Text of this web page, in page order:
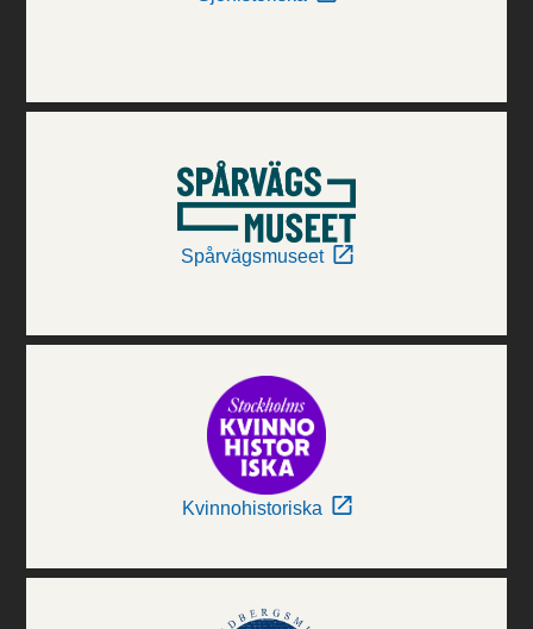
Spårvägsmuseet
Kvinnohistoriska